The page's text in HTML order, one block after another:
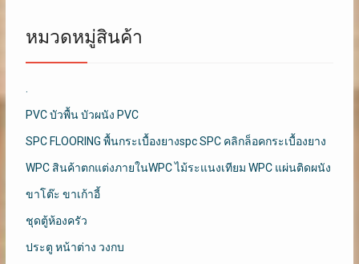
หมวดหมู่สินค้า
PVC บัวพื้น บัวผนัง PVC
SPC FLOORING พื้นกระเบื้องยางspc SPC คลิกล็อคกระเบื้องยาง
WPC สินค้าตกแต่งภายในWPC ไม้ระแนงเทียม WPC แผ่นติดผนัง
ขาโต๊ะ ขาเก้าอี้
ชุดตู้ห้องครัว
ประตู หน้าต่าง วงกบ